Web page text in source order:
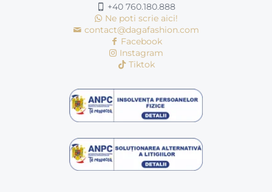
+40 760.180.888
Ne poti scrie aici!
contact@dagafashion.com
Facebook
Instagram
Tiktok